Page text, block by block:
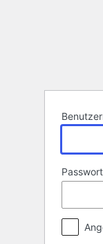
Passwort